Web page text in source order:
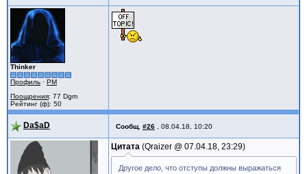
Thinker
Профиль · PM
Поощрения: 77 Dgm
Рейтинг (ф): 50
Da$aD Сообщ. #26 08.04.18, 10:20
Цитата Qraizer @ 07.04.18, 23:29
Другое дело, что отступы должны выражаться